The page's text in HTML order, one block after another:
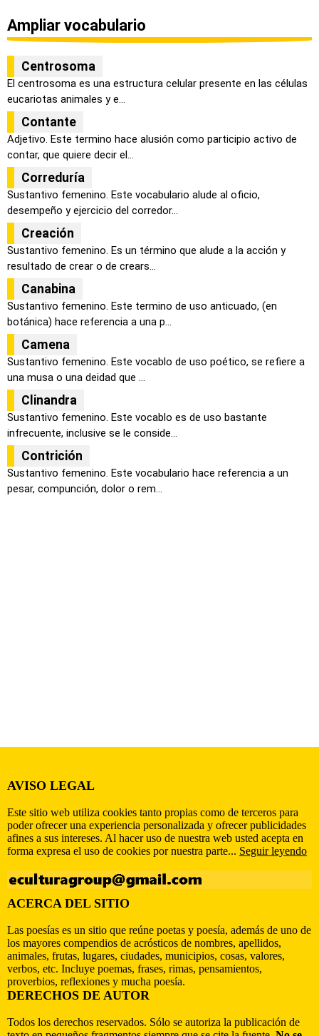
Ampliar vocabulario
Centrosoma
El centrosoma es una estructura celular presente en las células
eucariotas animales y e...
Contante
Adjetivo. Este termino hace alusión como participio activo de
contar, que quiere decir el...
Correduría
Sustantivo femenino. Este vocabulario alude al oficio,
desempeño y ejercicio del corredor...
Creación
Sustantivo femenino. Es un término que alude a la acción y
resultado de crear o de crears...
Canabina
Sustantivo femenino. Este termino de uso anticuado, (en
botánica) hace referencia a una p...
Camena
Sustantivo femenino. Este vocablo de uso poético, se refiere a
una musa o una deidad que ...
Clinandra
Sustantivo femenino. Este vocablo es de uso bastante
infrecuente, inclusive se le conside...
Contrición
Sustantivo femenino. Este vocabulario hace referencia a un
pesar, compunción, dolor o rem...
AVISO LEGAL
Este sitio web utiliza cookies tanto propias como de terceros para
poder ofrecer una experiencia personalizada y ofrecer publicidades
afines a sus intereses. Al hacer uso de nuestra web usted acepta en
forma expresa el uso de cookies por nuestra parte... Seguir leyendo
ACERCA DEL SITIO
Las poesías es un sitio que reúne poetas y poesía, además de uno de
los mayores compendios de acrósticos de nombres, apellidos,
animales, frutas, lugares, ciudades, municipios, cosas, valores,
verbos, etc. Incluye poemas, frases, rimas, pensamientos,
proverbios, reflexiones y mucha poesía.
DERECHOS DE AUTOR
Todos los derechos reservados. Sólo se autoriza la publicación de